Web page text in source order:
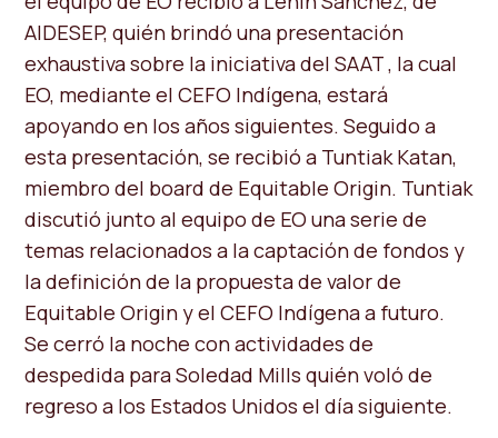
AIDESEP, quién brindó una presentación
exhaustiva sobre la iniciativa del SAAT , la cual
EO, mediante el CEFO Indígena, estará
apoyando en los años siguientes. Seguido a
esta presentación, se recibió a Tuntiak Katan,
miembro del board de Equitable Origin. Tuntiak
discutió junto al equipo de EO una serie de
temas relacionados a la captación de fondos y
la definición de la propuesta de valor de
Equitable Origin y el CEFO Indígena a futuro.
Se cerró la noche con actividades de
despedida para Soledad Mills quién voló de
regreso a los Estados Unidos el día siguiente.